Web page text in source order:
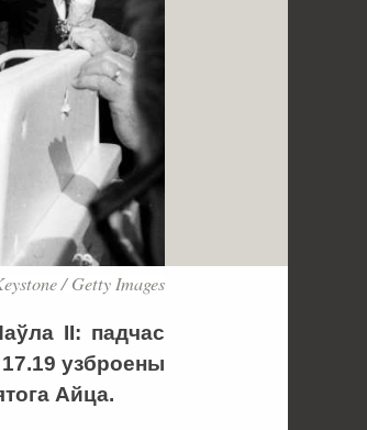
/ Getty Images
ІІ: падчас
узброены
Айца.